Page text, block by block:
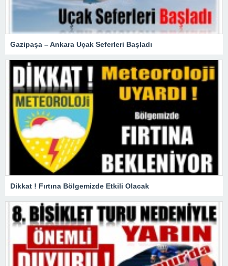
Gazipaşa – Ankara Uçak Seferleri Başladı
Dikkat ! Fırtına Bölgemizde Etkili Olacak